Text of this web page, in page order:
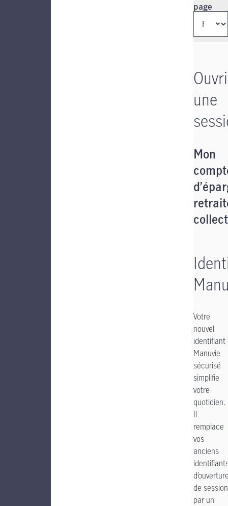
page
une
Mon
Votre
nouvel
identifiant
Manuvie
sécurisé
simplifie
votre
quotidien.
Il
remplace
vos
anciens
de session
par un